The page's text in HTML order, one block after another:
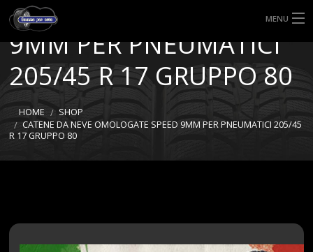
MENU
HOME
TIPI DI GOMME
MISURE GOMME
OMOLOGATE SPEED
9MM PER PNEUMATICI
205/45 R 17 GRUPPO 80
HOME
SHOP
CATENE DA NEVE OMOLOGATE SPEED 9MM PER PNEUMATICI 205/45
R 17 GRUPPO 80